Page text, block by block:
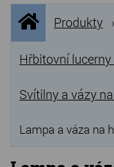
NOVINKY
VÝPRODEJ
Produkty
Grilovací,
Lávové
Úvodní
stránka
Produkty
Hřbitovní
Svítilny a vázy
Lampa a váza na